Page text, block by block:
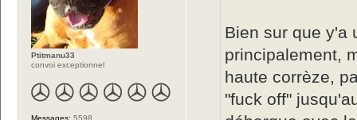
Bien sur que y'a
principalement,
haute corrèze,
"fuck off"
Ptitmanu33
convoi exceptionnel